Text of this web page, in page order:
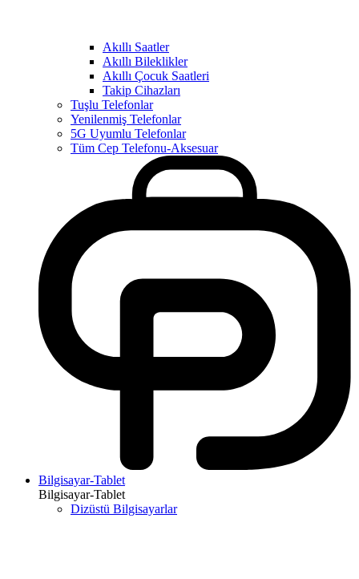
Akıllı Saatler
Akıllı Bileklikler
Akıllı Çocuk Saatleri
Takip Cihazları
Tuşlu Telefonlar
Yenilenmiş Telefonlar
5G Uyumlu Telefonlar
Tüm Cep Telefonu-Aksesuar
Bilgisayar-Tablet
Bilgisayar-Tablet
Dizüstü Bilgisayarlar